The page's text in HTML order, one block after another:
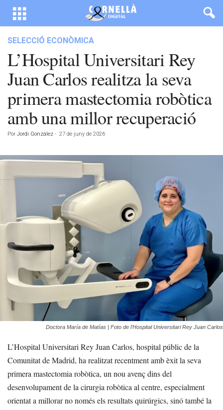
SELECCIÓ ECONÒMICA
L’Hospital Universitari Rey
Juan Carlos realitza la seva
primera mastectomia robòtica
amb una millor recuperació
Por Jordi González - 27 de juny de 2026
Doctora María de Matías | Foto de l'Hospital Universitari Rey Juan Carlos
L’Hospital Universitari Rey Juan Carlos, hospital públic de la
Comunitat de Madrid, ha realitzat recentment amb èxit la seva
primera mastectomia robòtica, un nou avenç dins del
desenvolupament de la cirurgia robòtica al centre, especialment
orientat a millorar no només els resultats quirúrgics, sinó també la